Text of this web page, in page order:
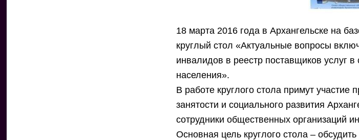
18 марта 2016 года в Архангельске на
круглый стол «Актуальные вопросы
инвалидов в реестр поставщиков услуг
населения».
В работе круглого стола примут участие
занятости и социального развития
сотрудники общественных организаций
Основная цель круглого стола –